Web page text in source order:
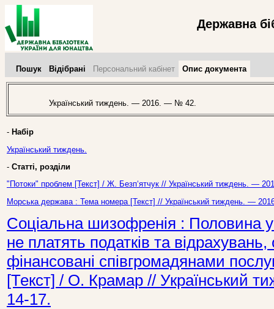
Державна
Пошук Відібрані Персональний кабінет Опис документа
Український тиждень. — 2016. — № 42.
- Набір
Український тиждень.
- Статті, розділи
"Потоки" проблем [Текст] / Ж. Безп‘ятчук // Український тиждень. —
Морська держава : Тема номера [Текст] // Український тиждень. —
Соціальна шизофренія : Половина
не платять податків та
фінансовані співгромадянами
[Текст] / О. Крамар //
14-17.